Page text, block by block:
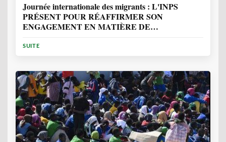
Journée internationale des migrants : L'INPS
PRÉSENT POUR RÉAFFIRMER SON
ENGAGEMENT EN MATIÈRE DE
SUITE